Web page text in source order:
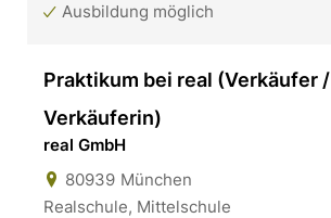
Ausbildung möglich
Praktikum bei real (Verkäufer /
Verkäuferin)
real GmbH
80939 München
Realschule, Mittelschule